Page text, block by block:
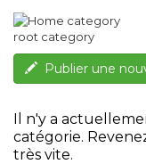
root category
Publier une
Il n'y a
catégorie.
très vite.